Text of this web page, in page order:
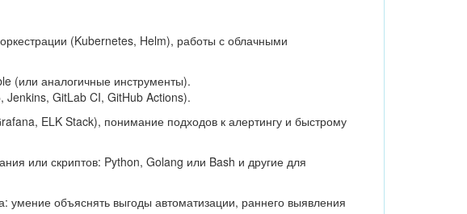
(Kubernetes, Helm), работы с облачными
(или аналогичные инструменты).
GitLab CI, GitHub Actions).
ELK Stack), понимание подходов к алертингу и быстрому
или скриптов: Python, Golang или Bash и другие для
умение объяснять выгоды автоматизации, раннего выявления